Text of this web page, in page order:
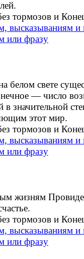
тормозов и
белом свете
— число
значительной
этот мир.
тормозов и
жизням
тормозов и